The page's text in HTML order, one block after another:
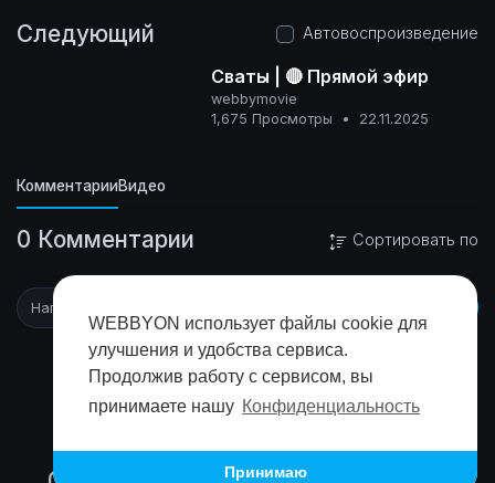
WEBBYON использует файлы cookie для
улучшения и удобства сервиса.
Продолжив работу с сервисом, вы
принимаете нашу Конфиденциальность
Принимаю
Следующий Автовоспроизведение
Сваты | 🔴 Прямой эфир
webbymovie
1,675 Просмотры
• 22.11.2025
КомментарииВидео
0 Комментарии Сортировать по